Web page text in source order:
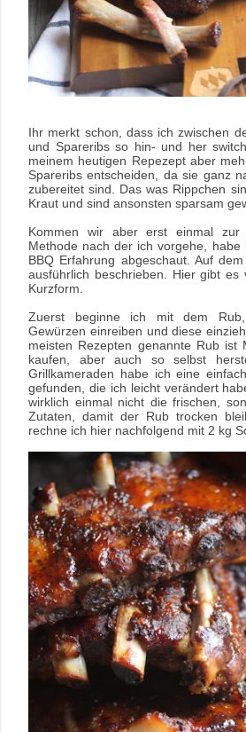
Ihr merkt schon, dass ich zwischen
und Spareribs so hin- und her
meinem heutigen Repezept aber
Spareribs entscheiden, da sie ganz
zubereitet sind. Das was Rippchen
Kraut und sind ansonsten sparsam
Kommen wir aber erst einmal zur
Methode nach der ich vorgehe,
BBQ Erfahrung abgeschaut. Auf
ausführlich beschrieben. Hier gibt
Kurzform.
Zuerst beginne ich mit dem
Gewürzen einreiben und diese
meisten Rezepten genannte Rub ist
kaufen, aber auch so selbst
Grillkameraden habe ich eine
gefunden, die ich leicht verändert
wirklich einmal nicht die frischen,
Zutaten, damit der Rub trocken
rechne ich hier nachfolgend mit 2 kg